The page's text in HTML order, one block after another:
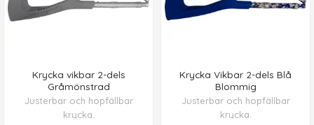
Krycka vikbar 2-dels
Gråmönstrad
Justerbar och hopfällbar
krycka.
Krycka Vikbar 2-dels Blå
Blommig
Justerbar och hopfällbar
krycka.